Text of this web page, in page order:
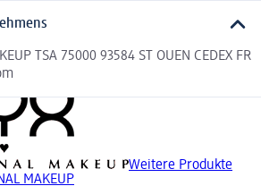
TSA 75000 93584 ST OUEN CEDEX FR
Weitere Produkte
MAKEUP